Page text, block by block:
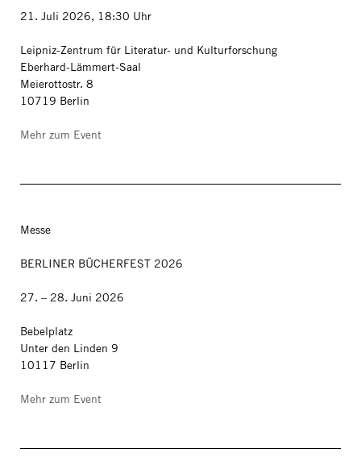
21. Juli 2026, 18:30 Uhr
Leipniz-Zentrum für Literatur- und Kulturforschung
Eberhard-Lämmert-Saal
Meierottostr. 8
10719 Berlin
Mehr zum Event
Messe
BERLINER BÜCHERFEST 2026
27. – 28. Juni 2026
Bebelplatz
Unter den Linden 9
10117 Berlin
Mehr zum Event